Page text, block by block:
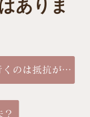
ありま